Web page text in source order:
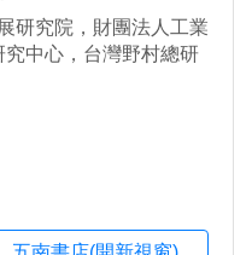
研究院，財團法人工業
中心，台灣野村總研